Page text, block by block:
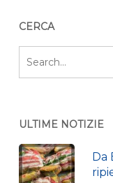
CERCA
ULTIME NOTIZIE
Da